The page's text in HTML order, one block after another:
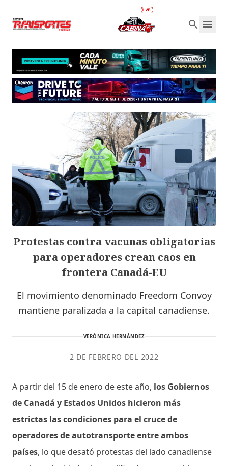
Protestas contra vacunas obligatorias
para operadores crean caos en
frontera Canadá-EU
El movimiento denominado Freedom Convoy
mantiene paralizada a la capital canadiense.
VERÓNICA HERNÁNDEZ
2 DE FEBRERO DEL 2022
A partir del 15 de enero de este año, los Gobiernos
de Canadá y Estados Unidos hicieron más
estrictas las condiciones para el cruce de
operadores de autotransporte entre ambos
países, lo que desató protestas del lado canadiense